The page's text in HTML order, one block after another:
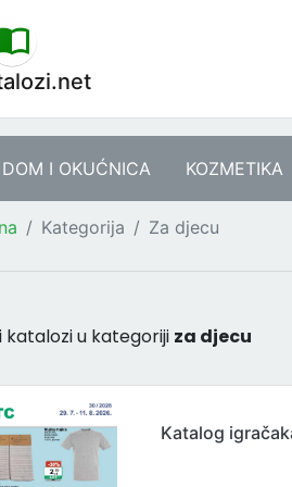
DOM I OKUĆNICA KOZMETIKA
Kategorija Za djecu
katalozi u kategoriji za djecu
Katalog